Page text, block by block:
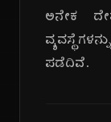
ಅನೇಕ
ಪಡೆದಿವೆ.